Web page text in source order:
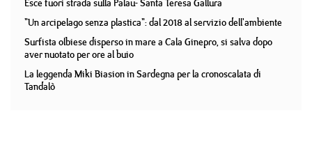
Esce fuori strada sulla Palau- Santa Teresa Gallura
"Un arcipelago senza plastica": dal 2018 al servizio dell'ambiente
Surfista olbiese disperso in mare a Cala Ginepro, si salva dopo
aver nuotato per ore al buio
La leggenda Miki Biasion in Sardegna per la cronoscalata di
Tandalò